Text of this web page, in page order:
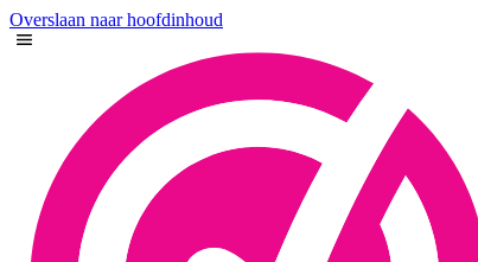
Overslaan naar hoofdinhoud